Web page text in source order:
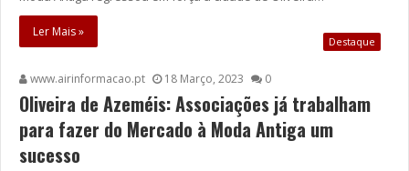
Ler Mais »
Destaque
www.airinformacao.pt 18 Março, 2023 0
Oliveira de Azeméis: Associações já trabalham
para fazer do Mercado à Moda Antiga um
sucesso